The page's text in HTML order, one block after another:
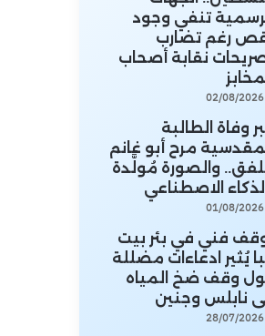
تنفي وجود
رغم تضارب
نقابة أصحاب
02/08/2026
وفاة الطالبة
مرح أبو غانم
والصورة مُولَّدة
الاصطناعي
01/08/2026
فني في بئر بيت
يُثير ادعاءات مضللة
وقف ضخ المياه
نابلس وجنين
28/07/2026